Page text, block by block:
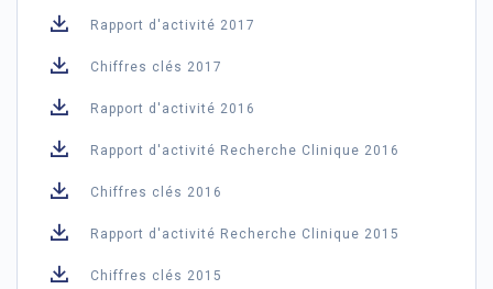
Rapport d'activité 2017
Chiffres clés 2017
Rapport d'activité 2016
Rapport d'activité Recherche Clinique 2016
Chiffres clés 2016
Rapport d'activité Recherche Clinique 2015
Chiffres clés 2015